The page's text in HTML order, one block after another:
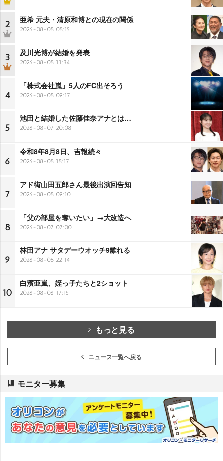
2 亜希 元夫・清原和博との現在の関係
2026-08-08 08:15
3 及川光博が結婚を発表
2026-08-08 11:34
4
「株式会社嵐」5人のFC出そろう
2026-08-08 09:17
5
池田と結婚した佐藤佳奈アナとは…
2026-08-07 20:08
6
令和8年8月8日、吉報続々
2026-08-08 18:17
7
アド街山田五郎さん最後出演回告知
2026-08-08 09:10
8
「父の部屋を奪いたい」→大改造へ
2026-08-07 07:00
9
林田アナ サタデーウオッチ9離れる
2026-08-08 22:14
10
白濱亜嵐、姪っ子たちと2ショット
2026-08-06 17:15
もっと見る
ニュース一覧へ戻る
モニター募集